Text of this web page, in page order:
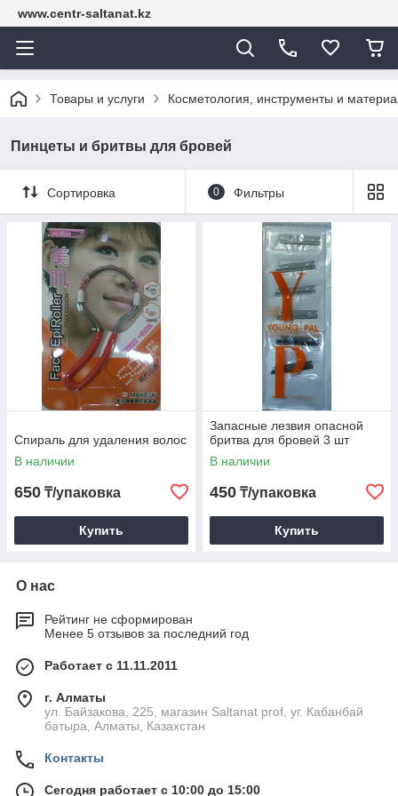
www.centr-saltanat.kz
Товары и услуги Косметология, инструменты и
Пинцеты и бритвы для бровей
Сортировка 0 Фильтры
Спираль для удаления волос
В наличии
650 ₸/упаковка
Купить
Запасные лезвия опасной
бритва для бровей 3 шт
В наличии
450 ₸/упаковка
Купить
О нас
Рейтинг не сформирован
Менее 5 отзывов за последний год
Работает с 11.11.2011
г. Алматы
ул. Байзакова, 225, магазин Saltanat prof, уг. Кабанбай
батыра, Алматы, Казахстан
Контакты
Сегодня работает с 10:00 до 15:00